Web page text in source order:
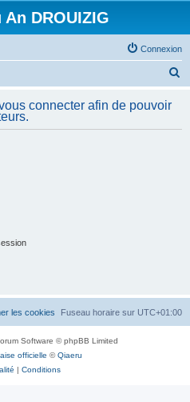
DROUIZIG
Connexion
h
connecter afin de pouvoir
Fuseau horaire sur UTC+01:00
les cookies
Software © phpBB Limited
officielle ©Qiaeru
| Conditions